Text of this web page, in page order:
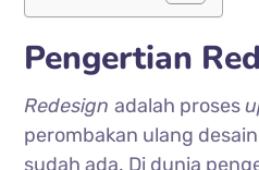
Pengertian
Redesignadalah proses
perombakan ulang
sudah ada. Di dunia